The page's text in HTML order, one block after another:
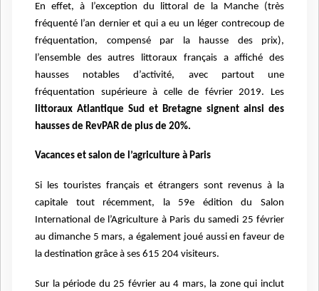
En effet, à l’exception du littoral de la Manche (très
fréquenté l’an dernier et qui a eu un léger contrecoup de
fréquentation, compensé par la hausse des prix),
l’ensemble des autres littoraux français a affiché des
hausses notables d’activité, avec partout une
fréquentation supérieure à celle de février 2019. Les
littoraux Atlantique Sud et Bretagne signent ainsi des
hausses de RevPAR de plus de 20%.
Vacances et salon de l’agriculture à Paris
Si les touristes français et étrangers sont revenus à la
capitale tout récemment, la 59e édition du Salon
International de l’Agriculture à Paris du samedi 25 février
au dimanche 5 mars, a également joué aussi en faveur de
la destination grâce à ses 615 204 visiteurs.
Sur la période du 25 février au 4 mars, la zone qui inclut